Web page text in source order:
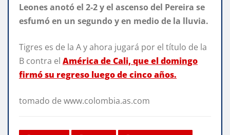
Leones anotó el 2-2 y el ascenso del Pereira se
esfumó en un segundo y en medio de la lluvia.
Tigres es de la A y ahora jugará por el título de la
B contra el América de Cali, que el domingo
firmó su regreso luego de cinco años.
tomado de www.colombia.as.com